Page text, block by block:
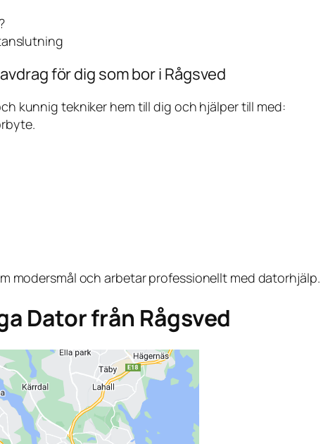
för dig som bor i Rågsved
kunnig tekniker hem till dig och hjälper till med:
modersmål och arbetar professionellt med datorhjälp.
Dator från Rågsved